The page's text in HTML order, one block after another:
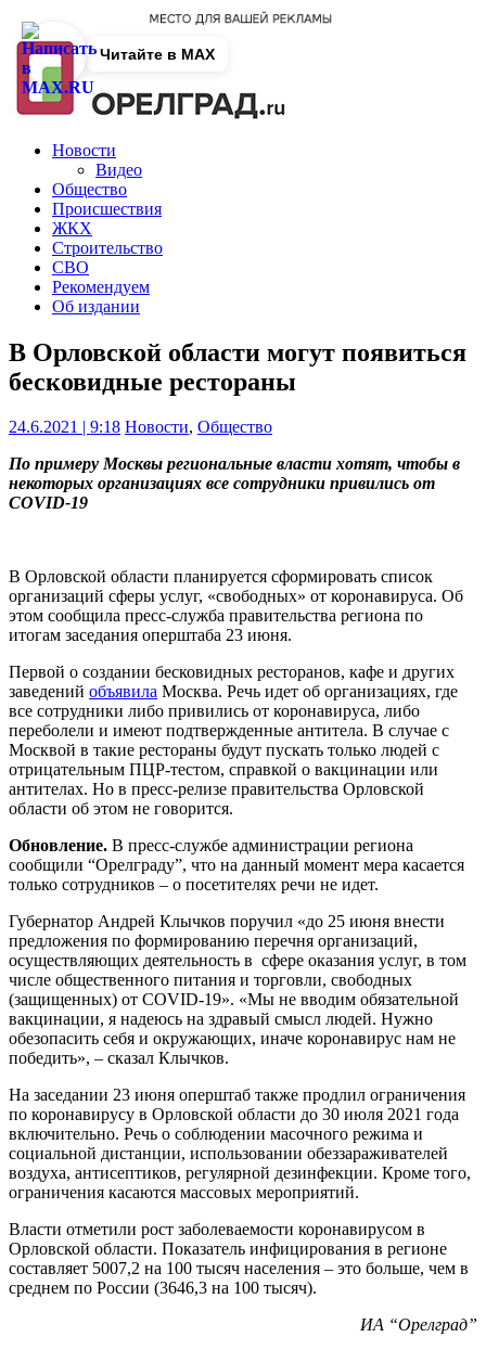
Новости
Видео
Общество
Происшествия
ЖКХ
Строительство
СВО
Рекомендуем
Об издании
В Орловской области могут появиться
бесковидные рестораны
24.6.2021 | 9:18 Новости, Общество
По примеру Москвы региональные власти хотят, чтобы в
некоторых организациях все сотрудники привились от
COVID-19
В Орловской области планируется сформировать список
организаций сферы услуг, «свободных» от коронавируса. Об
этом сообщила пресс-служба правительства региона по
итогам заседания оперштаба 23 июня.
Первой о создании бесковидных ресторанов, кафе и других
заведений объявила Москва. Речь идет об организациях, где
все сотрудники либо привились от коронавируса, либо
переболели и имеют подтвержденные антитела. В случае с
Москвой в такие рестораны будут пускать только людей с
отрицательным ПЦР-тестом, справкой о вакцинации или
антителах. Но в пресс-релизе правительства Орловской
области об этом не говорится.
Обновление. В пресс-службе администрации региона
сообщили “Орелграду”, что на данный момент мера касается
только сотрудников – о посетителях речи не идет.
Губернатор Андрей Клычков поручил «до 25 июня внести
предложения по формированию перечня организаций,
осуществляющих деятельность в сфере оказания услуг, в том
числе общественного питания и торговли, свободных
(защищенных) от COVID-19». «Мы не вводим обязательной
вакцинации, я надеюсь на здравый смысл людей. Нужно
обезопасить себя и окружающих, иначе коронавирус нам не
победить», – сказал Клычков.
На заседании 23 июня оперштаб также продлил ограничения
по коронавирусу в Орловской области до 30 июля 2021 года
включительно. Речь о соблюдении масочного режима и
социальной дистанции, использовании обеззараживателей
воздуха, антисептиков, регулярной дезинфекции. Кроме того,
ограничения касаются массовых мероприятий.
Власти отметили рост заболеваемости коронавирусом в
Орловской области. Показатель инфицирования в регионе
составляет 5007,2 на 100 тысяч населения – это больше, чем в
среднем по России (3646,3 на 100 тысяч).
ИА “Орелград”
Читайте в MAX